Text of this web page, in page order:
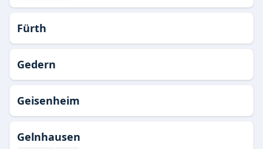
Fürth
Gedern
Geisenheim
Gelnhausen